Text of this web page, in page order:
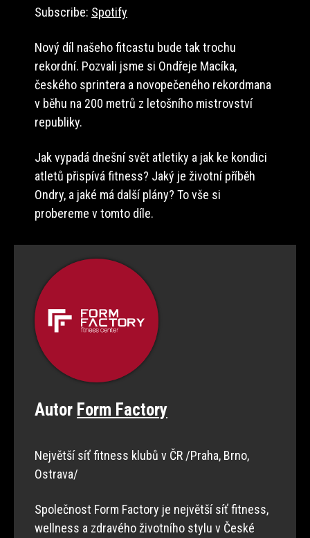
Subscribe: Spotify
Nový díl našeho fitcastu bude tak trochu
rekordní. Pozvali jsme si Ondřeje Macíka,
českého sprintera a novopečeného rekordmana
v běhu na 200 metrů z letošního mistrovství
republiky.
Jak vypadá dnešní svět atletiky a jak ke kondici
atletů přispívá fitness? Jaký je životní příběh
Ondry, a jaké má další plány? To vše si
probereme v tomto díle.
Autor Form Factory
Největší síť fitness klubů v ČR /Praha, Brno,
Ostrava/
Společnost Form Factory je největší síť fitness,
wellness a zdravého životního stylu v České